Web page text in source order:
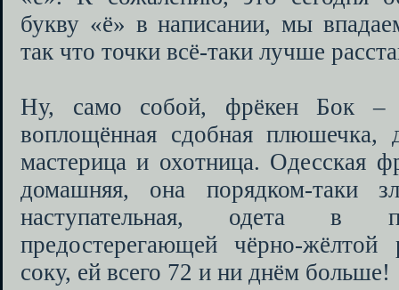
букву «ё» в написании, мы
так что точки всё-таки лучше
Ну, само собой, фрёкен Бок –
воплощённая сдобная плюшечка,
мастерица и охотница. Одесская
домашняя, она порядком-таки
наступательная, одета в
предостерегающей чёрно-жёлтой
соку, ей всего 72 и ни днём больше!